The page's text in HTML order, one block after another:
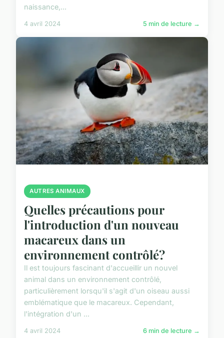
naissance,...
4 avril 2024 5 min de lecture →
AUTRES ANIMAUX
Quelles précautions pour
l'introduction d'un nouveau
macareux dans un
environnement contrôlé?
Il est toujours fascinant d'accueillir un nouvel
animal dans un environnement contrôlé,
particulièrement lorsqu'il s'agit d'un oiseau aussi
emblématique que le macareux. Cependant,
l'intégration d'un ...
4 avril 2024 6 min de lecture →